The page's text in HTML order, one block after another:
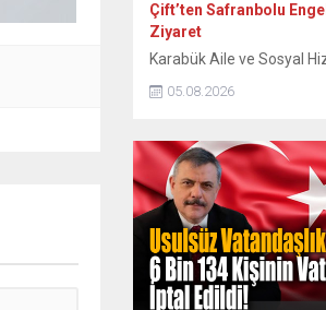
Çift’ten Safranbolu
Ziyaret
Karabük Aile ve Sosyal
Sami Çift ve
Safranbolu Engelliler
ihtiyaçlarını dinledi.
Hizmetler İl Müdürlüğü
Müdürü Sami Çift, İl
Faruk Bey ve Harun
birlikte Safranbolu
05.08.2026